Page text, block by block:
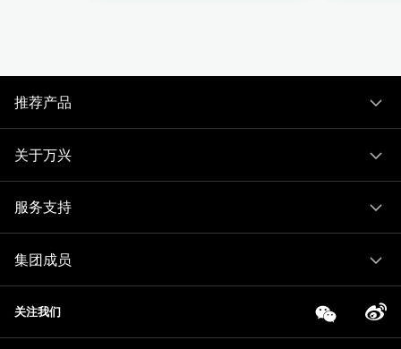
推荐产品
关于万兴
服务支持
集团成员
关注我们